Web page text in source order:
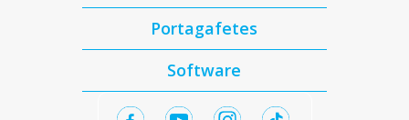
Portagafetes
Software